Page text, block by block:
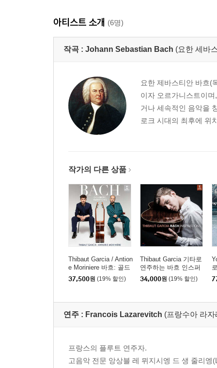
아티스트 소개 (6명)
작곡 : Johann Sebastian Bach (요한 세바
요한 제바스티안 바흐(
이자 오르가니스트이
거나 세속적인 음악을
로크 시대의 최후에 위
작가의 다른 상품
Thibaut Garcia / Antion
e Moriniere 바흐: 골드
베르크 변주곡 (Bach:
Goldberg Variations) [S
37,500원 (19% 할인)
Thibaut Garcia 기타로
연주하는 바흐 인스퍼
레이션 (Bach Inspiratio
ns) [UHQCD]
34,000원 (19% 할인)
연주 : Francois Lazarevitch (프랑수아 라
프랑스의 플루트 연주자.
고음악 전문 앙상블 레 뮈지시엥 드 생 줄리